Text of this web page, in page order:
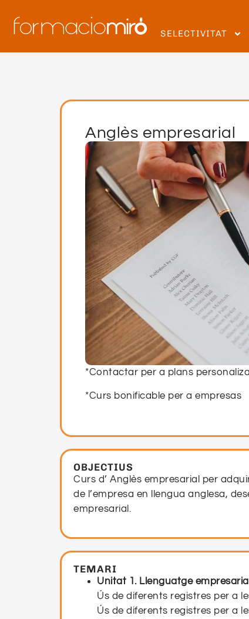
SELECTIVITAT
Anglès empresarial
*Contactar per a plans
*Curs bonificable per a empresas
OBJECTIUS
Curs d’ Anglès empresarial per
de l’empresa en llengua anglesa,
empresarial.
TEMARI
Unitat 1. Llenguatge empresarial
Ús de diferents registres per a
Ús de diferents registres per a